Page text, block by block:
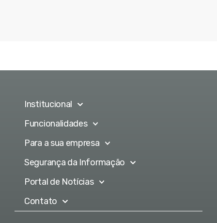
Institucional
Funcionalidades
Para a sua empresa
Segurança da Informação
Portal de Notícias
Contato